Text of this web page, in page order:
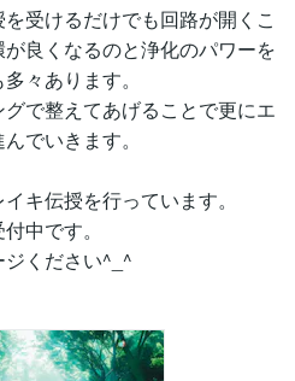
受けるだけでも回路が開くこ
良くなるのと浄化のパワーを
々あります。
で整えてあげることで更にエ
でいきます。
キ伝授を行っています。
中です。
ください^_^